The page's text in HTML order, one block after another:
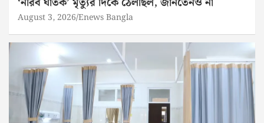
August 3, 2026 Enews Bangla